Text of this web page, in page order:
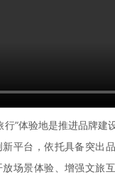
”体验地是推进品牌建
平台，依托具备突出
场景体验、增强文旅